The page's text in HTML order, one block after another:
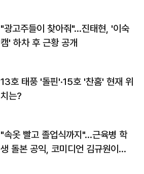
"광고주들이 찾아줘"…진태현, '이숙
캠' 하차 후 근황 공개
13호 태풍 '돌핀'·15호 '찬홈' 현재 위
치는?
"속옷 빨고 졸업식까지"…근육병 학
생 돌본 공익, 코미디언 김규원이었